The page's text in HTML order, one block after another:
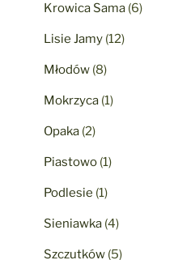
Krowica Sama (6)
Lisie Jamy (12)
Młodów (8)
Mokrzyca (1)
Opaka (2)
Piastowo (1)
Podlesie (1)
Sieniawka (4)
Szczutków (5)